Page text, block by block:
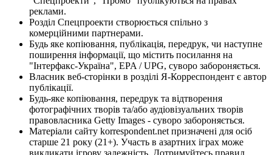
реклами.
Розділ Спецпроекти створюється спільно з
комерційними партнерами.
Будь яке копіювання, публікація, передрук, чи наступне
поширення інформації, що містить посилання на
"Інтерфакс-Україна", EPA / UPG, суворо забороняється.
Власник веб-сторінки в розділі Я-Корреспондент є автор
публікації.
Будь-яке копіювання, передрук та відтворення
фотографічних творів та/або аудіовізуальних творів
правовласника Getty Images - суворо забороняється.
Матеріали сайту korrespondent.net призначені для осіб
старше 21 року (21+). Участь в азартних іграх може
викликати ігрову залежність. Дотримуйтесь правил